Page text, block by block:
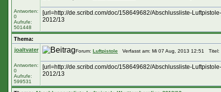
Antworten:
0
Aufrufe:
501448
[url=http://de.scribd.com/doc/158649682/Abschlussliste-
2012/13
Thema:
joaltvater
Antworten:
0
Aufrufe:
599531
Forum: Luftpistole Verfasst am: Mi 07 Aug, 2013 12:51 Titel:
[url=http://de.scribd.com/doc/158649682/Abschlussliste-
2012/13